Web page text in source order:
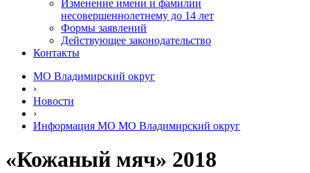
Изменение имени и фамилии
несовершеннолетнему до 14 лет
Формы заявлений
Действующее законодательство
Контакты
МО Владимирский округ
›
Новости
›
Информация МО МО Владимирский округ
«Кожаный мяч» 2018